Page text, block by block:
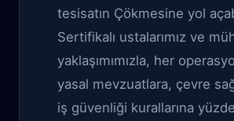
tesisatın Çökmesine yol
Sertifikalı ustalarımız ve
yaklaşımımızla, her
yasal mevzuatlara, çevre
iş güvenliği kurallarına